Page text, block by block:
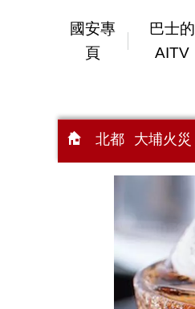
國安專
頁
巴士的
AITV
北都 大埔火災